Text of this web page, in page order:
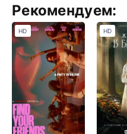
Рекомендуем:
HD HD